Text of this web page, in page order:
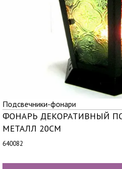
Подсвечники-фонари
ФОНАРЬ ДЕКОРАТИВНЫЙ
МЕТАЛЛ 20СМ
640082